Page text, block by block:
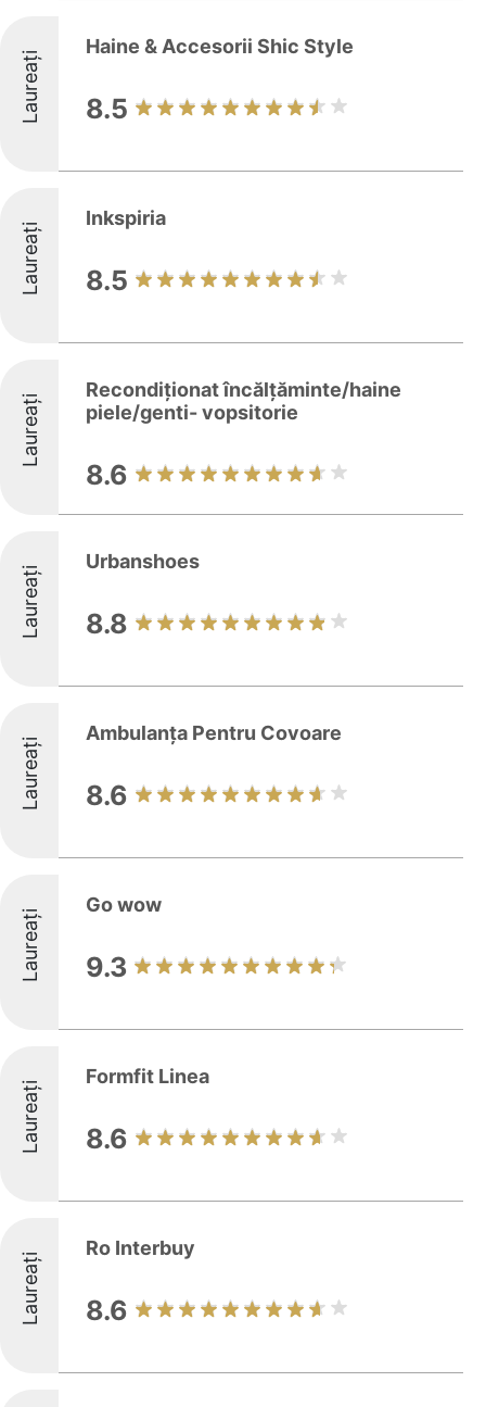
Laureați
Haine & Accesorii Shic Style
8.5
Laureați
Inkspiria
8.5
Laureați
Recondiționat încălțăminte/haine
piele/genti- vopsitorie
8.6
Laureați
Urbanshoes
8.8
Laureați
Ambulanța Pentru Covoare
8.6
Laureați
Go wow
9.3
Laureați
Formfit Linea
8.6
Laureați
Ro Interbuy
8.6